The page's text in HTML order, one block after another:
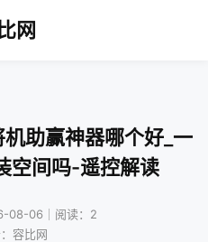
网
助赢神器哪个好_一
空间吗-遥控解读
08-06｜阅读：2
容比网